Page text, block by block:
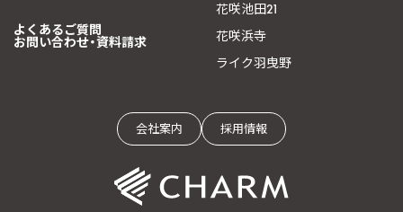
花咲池田21
花咲浜寺
ライク羽曳野
よくあるご質問
お問い合わせ・資料請求
会社案内 採用情報